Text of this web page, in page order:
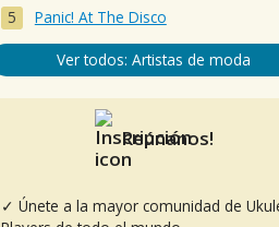
Panic! At The Disco
Ver todos: Artistas de moda
Reúnanos!
✓ Únete a la mayor comunidad de